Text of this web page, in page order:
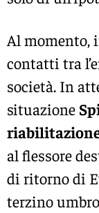
Al momento,
contatti tra
società. In
situazione
al flessore
di ritorno di
terzino